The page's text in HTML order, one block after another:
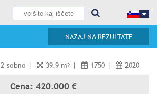
NAZAJ NA REZULTATE
2-sobno | 39.9 m2 | 1750 | 2020
Cena: 420.000 €